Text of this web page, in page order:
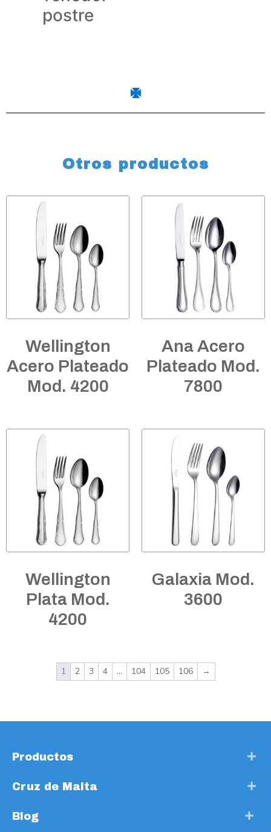
postre
Otros productos
Wellington
Acero Plateado
Mod. 4200
Ana Acero
Plateado Mod.
7800
Wellington
Plata Mod.
4200
Galaxia Mod.
3600
1 2 3 4 … 104 105 106 →
Productos
Cruz de Malta
Blog